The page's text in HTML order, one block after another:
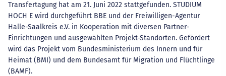
Transfertagung hat am 21. Juni 2022 stattgefunden. STUDIUM
HOCH E wird durchgeführt BBE und der Freiwilligen-Agentur
Halle-Saalkreis e.V. in Kooperation mit diversen Partner-
Einrichtungen und ausgewählten Projekt-Standorten. Gefördert
wird das Projekt vom Bundesministerium des Innern und für
Heimat (BMI) und dem Bundesamt für Migration und Flüchtlinge
(BAMF).